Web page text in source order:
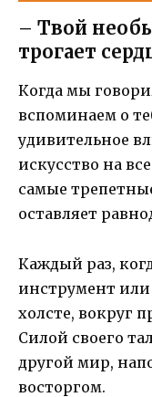
– Твой
трогает
Когда мы
вспоминаем о
удивительное
искусство на
самые
оставляет
Каждый раз,
инструмент
холсте, вокруг
Силой своего
другой мир,
восторгом.